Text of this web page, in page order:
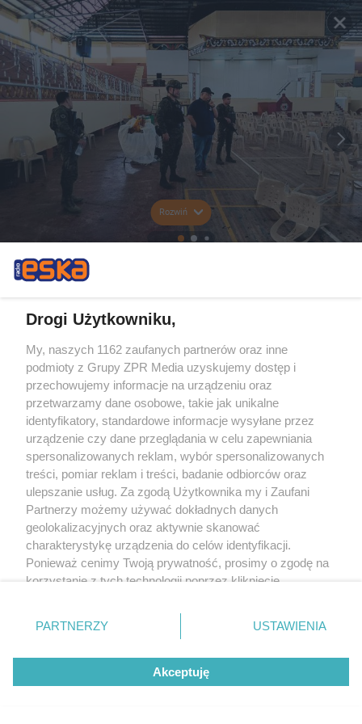
Rozwiń
Drogi Użytkowniku,
My, naszych 1162 zaufanych partnerów oraz inne
podmioty z Grupy ZPR Media uzyskujemy dostęp i
przechowujemy informacje na urządzeniu oraz
przetwarzamy dane osobowe, takie jak unikalne
identyfikatory, standardowe informacje wysyłane przez
urządzenie czy dane przeglądania w celu zapewniania
spersonalizowanych reklam, wybór spersonalizowanych
treści, pomiar reklam i treści, badanie odbiorców oraz
ulepszanie usług. Za zgodą Użytkownika my i Zaufani
Partnerzy możemy używać dokładnych danych
geolokalizacyjnych oraz aktywnie skanować
charakterystykę urządzenia do celów identyfikacji.
Ponieważ cenimy Twoją prywatność, prosimy o zgodę na
korzystanie z tych technologii poprzez kliknięcie
zmienić/wycofać klikając przycisk ustawień prywatności
znajdujący się w lewym dolnym rogu strony
rodzaje przetwarzania danych nie wymagają zgody
użytkownika, ale masz prawo sprzeciwić się takiemu
przetwarzaniu. Preferencje będą miały zastosowanie tylko
PARTNERZY USTAWIENIA
Akceptuję